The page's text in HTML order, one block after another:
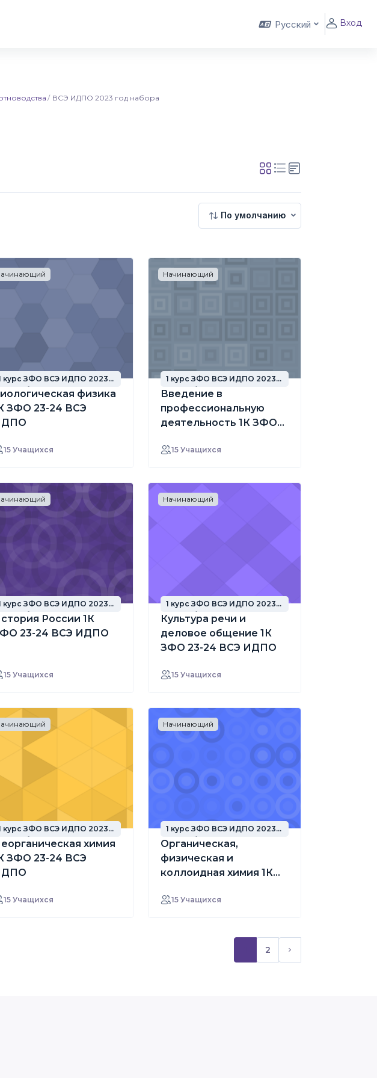
Русский Вход
ВСЭ ИДПО 2023 год набора
По умолчанию
курс ЗФО ВСЭ ИДПО 2023
набора
физика
ЗФО 23-24 ВСЭ
15 Учащихся
Начинающий
1 курс ЗФО ВСЭ ИДПО 2023
год набора
Введение в
профессиональную
деятельность 1К ЗФО
15 Учащихся
курс ЗФО ВСЭ ИДПО 2023
набораРоссии 1К
23-24 ВСЭ ИДПО
15 Учащихся
Начинающий
1 курс ЗФО ВСЭ ИДПО 2023
год набора
Культура речи и
деловое общение 1К
ЗФО 23-24 ВСЭ ИДПО
15 Учащихся
курс ЗФО ВСЭ ИДПО 2023
набора
химия
ЗФО 23-24 ВСЭ
15 Учащихся
Начинающий
1 курс ЗФО ВСЭ ИДПО 2023
год набора
Органическая,
физическая и
коллоидная химия 1К
15 Учащихся
(текущий)
2
Следующая